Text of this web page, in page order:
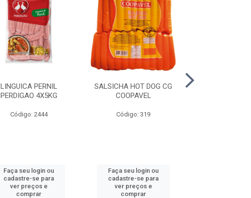
LINGUICA PERNIL
PERDIGAO 4X5KG
Código: 2444
Faça seu login ou
cadastre-se para
ver preços e
comprar
SALSICHA HOT DOG CG
COOPAVEL
Código: 319
Faça seu login ou
cadastre-se para
ver preços e
comprar